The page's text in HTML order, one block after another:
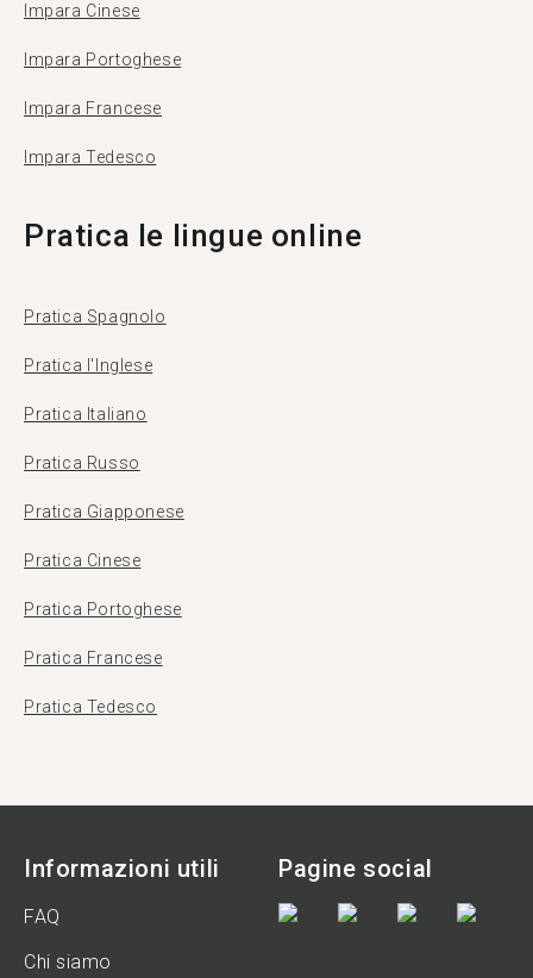
Impara Cinese
Impara Portoghese
Impara Francese
Impara Tedesco
Pratica le lingue online
Pratica Spagnolo
Pratica l'Inglese
Pratica Italiano
Pratica Russo
Pratica Giapponese
Pratica Cinese
Pratica Portoghese
Pratica Francese
Pratica Tedesco
Informazioni utili
FAQ
Chi siamo
Pagine social